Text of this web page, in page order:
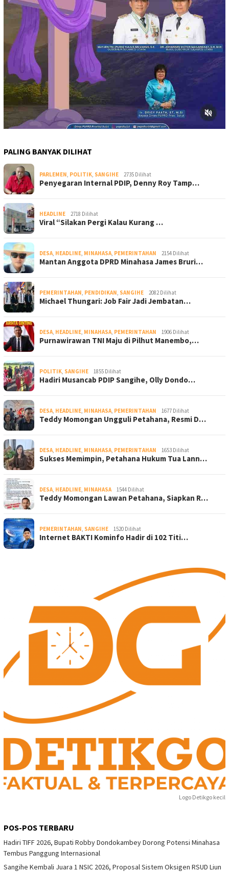
PALING BANYAK DILIHAT
PARLEMEN POLITIK SANGIHE 2735 Dilihat
Penyegaran Internal PDIP, Denny Roy Tamp…
HEADLINE 2718 Dilihat
Viral “Silakan Pergi Kalau Kurang …
DESA HEADLINE MINAHASA PEMERINTAHAN 2154 Dilihat
Mantan Anggota DPRD Minahasa James Bruri…
PEMERINTAHAN PENDIDIKAN SANGIHE 2082 Dilihat
Michael Thungari: Job Fair Jadi Jembatan…
DESA HEADLINE MINAHASA PEMERINTAHAN 1906 Dilihat
Purnawirawan TNI Maju di Pilhut Manembo,…
POLITIK SANGIHE 1855 Dilihat
Hadiri Musancab PDIP Sangihe, Olly Dondo…
DESA HEADLINE MINAHASA PEMERINTAHAN 1677 Dilihat
Teddy Momongan Ungguli Petahana, Resmi D…
DESA HEADLINE MINAHASA PEMERINTAHAN 1653 Dilihat
Sukses Memimpin, Petahana Hukum Tua Lann…
DESA HEADLINE MINAHASA 1544 Dilihat
Teddy Momongan Lawan Petahana, Siapkan R…
PEMERINTAHAN SANGIHE 1520 Dilihat
Internet BAKTI Kominfo Hadir di 102 Titi…
Logo Detikgo kecil
POS-POS TERBARU
Hadiri TIFF 2026, Bupati Robby Dondokambey Dorong Potensi Minahasa
Tembus Panggung Internasional
Sangihe Kembali Juara 1 NSIC 2026, Proposal Sistem Oksigen RSUD Liun